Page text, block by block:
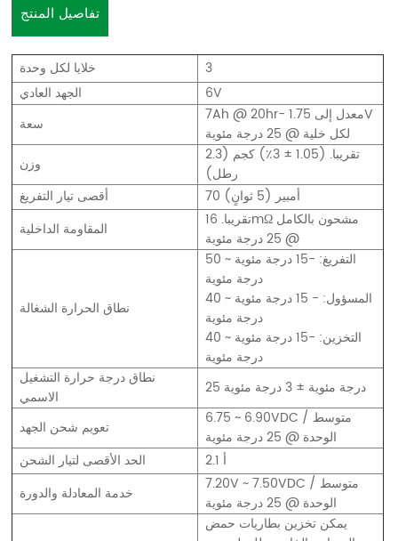
تفاصيل المنتج
خلايا لكل وحدة
3
الجهد العادي
6V
سعة
7Ah @ 20hr- معدل إلى 1.75V
لكل خلية @ 25 درجة مئوية
وزن
تقريبا. (1.05 ± 3٪) كجم (2.3
رطل)
أقصى تيار التفريغ
70 أمبير (5 ثوانٍ)
المقاومة الداخلية
تقريبا. 16mΩ مشحون بالكامل
@ 25 درجة مئوية
نطاق الحرارة الشغالة
التفريغ: -15 درجة مئوية ~ 50
درجة مئوية
المسؤول: - 15 درجة مئوية ~ 40
درجة مئوية
التخزين: -15 درجة مئوية ~ 40
درجة مئوية
نطاق درجة حرارة التشغيل
الاسمي
25 درجة مئوية ± 3 درجة مئوية
تعويم شحن الجهد
6.75 ~ 6.90VDC / متوسط
الوحدة @ 25 درجة مئوية
الحد الأقصى لتيار الشحن
2.1 أ
خدمة المعادلة والدورة
7.20V ~ 7.50VDC / متوسط
الوحدة @ 25 درجة مئوية
يمكن تخزين بطاريات حمض